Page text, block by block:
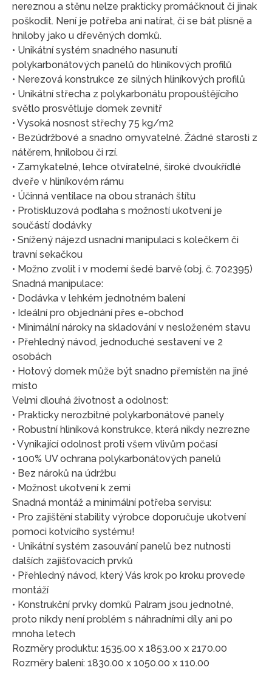
nereznou a stěnu nelze prakticky promáčknout či jinak
poškodit. Není je potřeba ani natírat, či se bát plísně a
hniloby jako u dřevěných domků.
• Unikátní systém snadného nasunutí
polykarbonátových panelů do hliníkových profilů
• Nerezová konstrukce ze silných hliníkových profilů
• Unikátní střecha z polykarbonátu propouštějícího
světlo prosvětluje domek zevnitř
• Vysoká nosnost střechy 75 kg/m2
• Bezúdržbové a snadno omyvatelné. Žádné starosti z
nátěrem, hnilobou či rzí.
• Zamykatelné, lehce otvíratelné, široké dvoukřídlé
dveře v hliníkovém rámu
• Účinná ventilace na obou stranách štítu
• Protiskluzová podlaha s možností ukotvení je
součástí dodávky
• Snížený nájezd usnadní manipulaci s kolečkem či
travní sekačkou
• Možno zvolit i v moderní šedé barvě (obj. č. 702395)
Snadná manipulace:
• Dodávka v lehkém jednotném balení
• Ideální pro objednání přes e-obchod
• Minimální nároky na skladování v nesloženém stavu
• Přehledný návod, jednoduché sestavení ve 2
osobách
• Hotový domek může být snadno přemístěn na jiné
místo
Velmi dlouhá životnost a odolnost:
• Prakticky nerozbitné polykarbonátové panely
• Robustní hliníková konstrukce, která nikdy nezrezne
• Vynikající odolnost proti všem vlivům počasí
• 100% UV ochrana polykarbonátových panelů
• Bez nároků na údržbu
• Možnost ukotvení k zemi
Snadná montáž a minimální potřeba servisu:
• Pro zajištění stability výrobce doporučuje ukotvení
pomoci kotvícího systému!
• Unikátní systém zasouvání panelů bez nutnosti
dalších zajišťovacích prvků
• Přehledný návod, který Vás krok po kroku provede
montáží
• Konstrukční prvky domků Palram jsou jednotné,
proto nikdy není problém s náhradními díly ani po
mnoha letech
Rozměry produktu: 1535.00 x 1853.00 x 2170.00
Rozměry balení: 1830.00 x 1050.00 x 110.00